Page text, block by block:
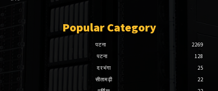
Popular Category
पटना
2269
पटना
128
दरभंगा
25
सीतामढ़ी
22